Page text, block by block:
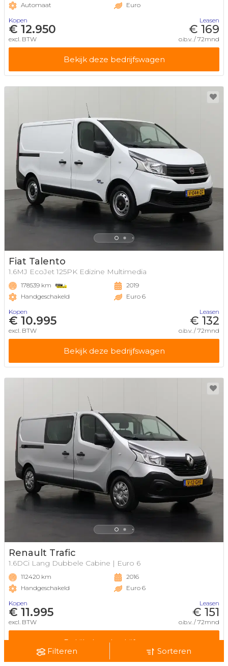
Automaat
Euro
Kopen
€ 12.950
excl. BTW
Leasen
€ 169
o.b.v. / 72mnd
Bekijk deze bedrijfswagen
Fiat Talento
1.6MJ EcoJet 125PK Edizine Multimedia
178539 km
Handgeschakeld
2019
Euro 6
Kopen
€ 10.995
excl. BTW
Leasen
€ 132
o.b.v. / 72mnd
Bekijk deze bedrijfswagen
Renault Trafic
1.6DCi Lang Dubbele Cabine | Euro 6
112420 km
Handgeschakeld
2016
Euro 6
Kopen
€ 11.995
excl. BTW
Leasen
€ 151
o.b.v. / 72mnd
Bekijk deze bedrijfswagen
Filteren
Sorteren